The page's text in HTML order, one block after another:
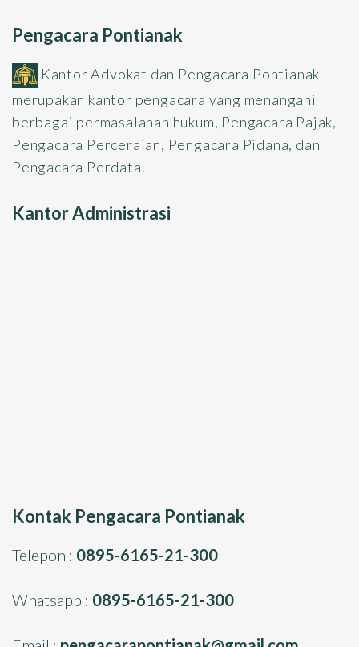
Pengacara Pontianak
Kantor Advokat dan Pengacara Pontianak
merupakan kantor pengacara yang menangani
berbagai permasalahan hukum, Pengacara Pajak,
Pengacara Perceraian, Pengacara Pidana, dan
Pengacara Perdata.
Kantor Administrasi
Kontak Pengacara Pontianak
Telepon : 0895-6165-21-300
Whatsapp : 0895-6165-21-300